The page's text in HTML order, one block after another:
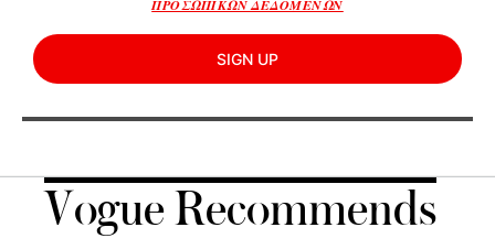
ΠΡΟΣΩΠΙΚΩΝ ΔΕΔΟΜΕΝΩΝ
SIGN UP
Vogue Recommends